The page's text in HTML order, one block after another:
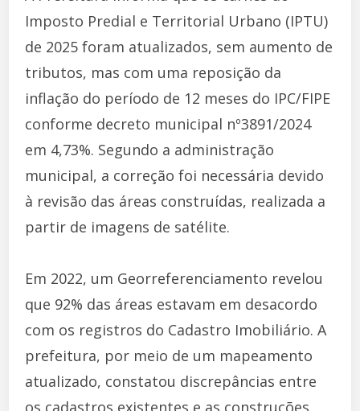
Imposto Predial e Territorial Urbano (IPTU)
de 2025 foram atualizados, sem aumento de
tributos, mas com uma reposição da
inflação do período de 12 meses do IPC/FIPE
conforme decreto municipal nº3891/2024
em 4,73%. Segundo a administração
municipal, a correção foi necessária devido
à revisão das áreas construídas, realizada a
partir de imagens de satélite.
Em 2022, um Georreferenciamento revelou
que 92% das áreas estavam em desacordo
com os registros do Cadastro Imobiliário. A
prefeitura, por meio de um mapeamento
atualizado, constatou discrepâncias entre
os cadastros existentes e as construções